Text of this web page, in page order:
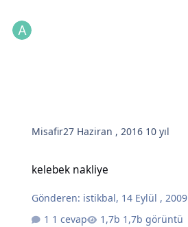
Misafir27 Haziran , 2016 10 yıl
kelebek nakliye
Gönderen: istikbal, 14 Eylül , 2009
1 cevap
1,7b görüntü